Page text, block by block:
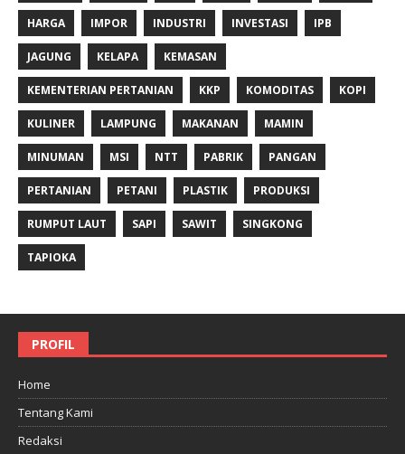
HARGA IMPOR INDUSTRI INVESTASI IPB
JAGUNG KELAPA KEMASAN
KEMENTERIAN PERTANIAN KKP KOMODITAS KOPI
KULINER LAMPUNG MAKANAN MAMIN
MINUMAN MSI NTT PABRIK PANGAN
PERTANIAN PETANI PLASTIK PRODUKSI
RUMPUT LAUT SAPI SAWIT SINGKONG
TAPIOKA
PROFIL
Home
Tentang Kami
Redaksi